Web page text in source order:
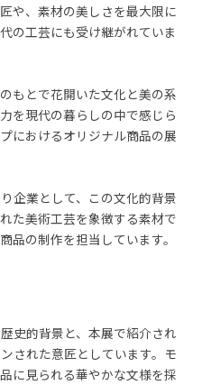
や、素材の美しさを最大限に
の工芸にも受け継がれていま
もとで花開いた文化と美の系
を現代の暮らしの中で感じら
におけるオリジナル商品の展
企業として、この文化的背景
た美術工芸を象徴する素材で
品の制作を担当しています。
史的背景と、本展で紹介され
された意匠としています。モ
に見られる華やかな文様を採